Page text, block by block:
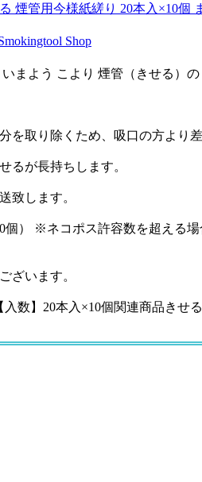
煙管用今様紙縒り 20本入×10個
Shop
まよう こより 煙管（きせる）
を取り除くため、吸口の方より
るが長持ちします。
致します。
個） ※ネコポス許容数を超える
ざいます。
入数】20本入×10個関連商品きせ